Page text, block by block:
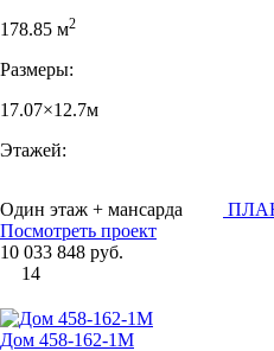
178.85 м2
Размеры:
17.07×12.7м
Этажей:
Один этаж + мансарда
Посмотреть проект
10 033 848 руб.
14
Дом 458-162-1М